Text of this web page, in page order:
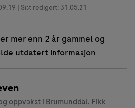
| Sist redigert: 31.05.21
mer enn 2 år gammel og
utdatert informasjon
oppvokst i Brumunddal. Fikk